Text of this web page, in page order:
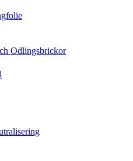
Odlingsbrickor